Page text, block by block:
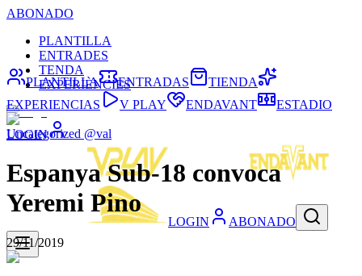
ABONADO
PLANTILLA
ENTRADES
TENDA
EXPERIÈNCIES
LOGIN
LOGIN ABONADO
PLANTILLA ENTRADAS
TIENDA
EXPERIENCIAS
V PLAY ENDAVANT ESTADIO
Uncategorized @val
Espanya Sub-18 convoca
Yeremi Pino
29/11/2019